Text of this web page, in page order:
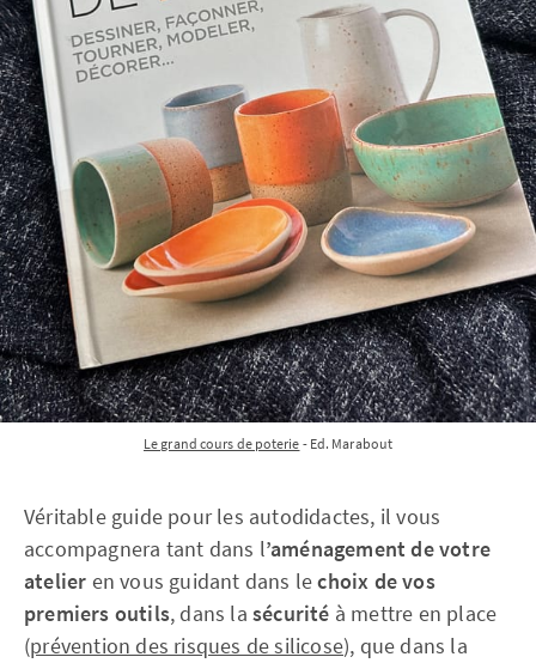
Le grand cours de poterie - Ed. Marabout
Véritable guide pour les autodidactes, il vous
accompagnera tant dans l’aménagement de votre
atelier en vous guidant dans lechoix de vos
premiers outils, dans la sécurité à mettre en place
(prévention des risques de silicose), que dans la